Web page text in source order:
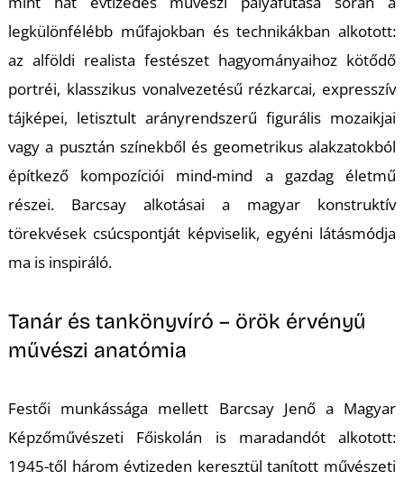
legkülönfélébb műfajokban és technikákban alkotott:
az alföldi realista festészet hagyományaihoz kötődő
portréi, klasszikus vonalvezetésű rézkarcai, expresszív
tájképei, letisztult arányrendszerű figurális mozaikjai
vagy a pusztán színekből és geometrikus alakzatokból
építkező kompozíciói mind-mind a gazdag életmű
részei. Barcsay alkotásai a magyar konstruktív
törekvések csúcspontját képviselik, egyéni látásmódja
ma is inspiráló.
Tanár és tankönyvíró – örök érvényű
művészi anatómia
Festői munkássága mellett Barcsay Jenő a Magyar
Képzőművészeti Főiskolán is maradandót alkotott:
1945-től három évtizeden keresztül tanított művészeti